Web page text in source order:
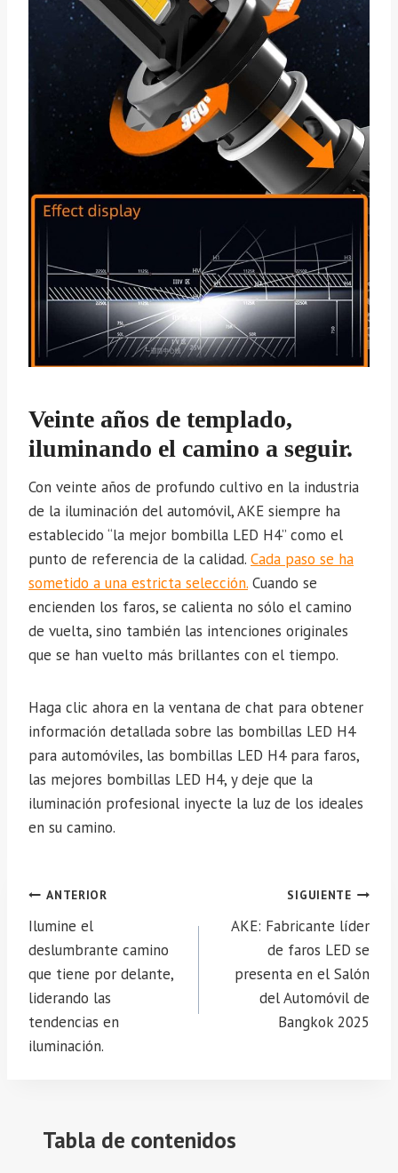
Veinte años de templado,
iluminando el camino a seguir.
Con veinte años de profundo cultivo en la industria
de la iluminación del automóvil, AKE siempre ha
establecido “la mejor bombilla LED H4” como el
punto de referencia de la calidad. Cada paso se ha
sometido a una estricta selección. Cuando se
encienden los faros, se calienta no sólo el camino
de vuelta, sino también las intenciones originales
que se han vuelto más brillantes con el tiempo.
Haga clic ahora en la ventana de chat para obtener
información detallada sobre las bombillas LED H4
para automóviles, las bombillas LED H4 para faros,
las mejores bombillas LED H4, y deje que la
iluminación profesional inyecte la luz de los ideales
en su camino.
Navegación
de
entradas
ANTERIOR
Ilumine el
deslumbrante camino
que tiene por delante,
liderando las
tendencias en
iluminación.
SIGUIENTE
AKE: Fabricante líder
de faros LED se
presenta en el Salón
del Automóvil de
Bangkok 2025
Tabla de contenidos